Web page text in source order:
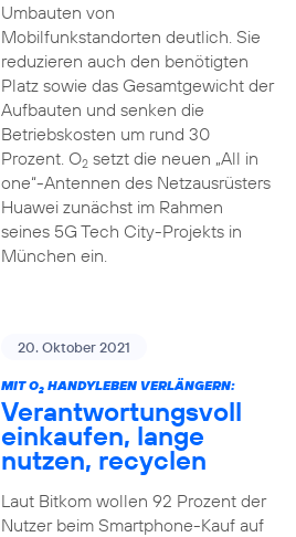
Umbauten von
Mobilfunkstandorten deutlich. Sie
reduzieren auch den benötigten
Platz sowie das Gesamtgewicht der
Aufbauten und senken die
Betriebskosten um rund 30
Prozent. O2setzt die neuen „All in
one“-Antennen des Netzausrüsters
Huawei zunächst im Rahmen
seines 5G Tech City-Projekts in
München ein.
20. Oktober 2021
MIT O2HANDYLEBEN VERLÄNGERN:
Verantwortungsvoll
einkaufen, lange
nutzen, recyclen
Laut Bitkom wollen 92 Prozent der
Nutzer beim Smartphone-Kauf auf